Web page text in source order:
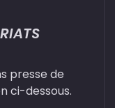
presse de
ci-dessous.